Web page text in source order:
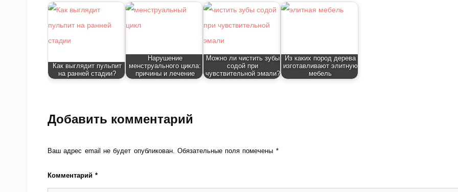
Как выглядит пульпит
на ранней стадии?
Нарушение
менструального цикла:
причины и лечение
Можно ли чистить зубы
содой при
чувствительной эмали?
Из каких пород дерева
изготавливают элитную
мебель
Добавить комментарий
Ваш адрес email не будет опубликован. Обязательные поля помечены *
Комментарий*